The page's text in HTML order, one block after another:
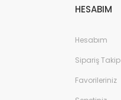
HESABIM
Hesabım
Sipariş Takip
Favorileriniz